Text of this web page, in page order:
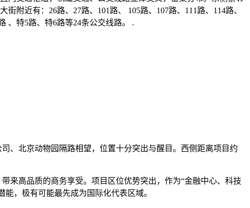
附近有：26路、27路、101路、 105路、107路、111路、114路、
、特5路、特6路等24条公交线路。 .
、北京动物园隔路相望，位置十分突出与醒目。西侧距离项目约
来高品质的商务享受。项目区位优势突出，作为“金融中心、科技
，极有可能最先成为国际化代表区域。